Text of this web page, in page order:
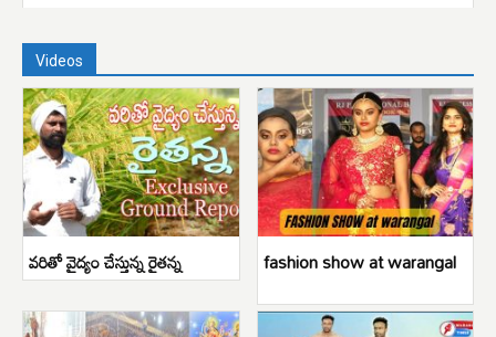
Videos
వరితో వైద్యం చేస్తున్న రైతన్న fashion show at warangal